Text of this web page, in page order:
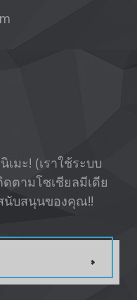
มะ! (เราใช้ระบบ
ตามโซเชียลมีเดีย
นับสนุนของคุณ!!